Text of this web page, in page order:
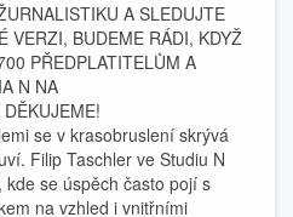
A SLEDUJTE
VERZI, BUDEME RÁDI, KDYŽ
PŘEDPLATITELŮM A
N NA
se v krasobruslení skrývá
Filip Taschler ve Studiu N
se úspěch často pojí s
na vzhled i vnitřními